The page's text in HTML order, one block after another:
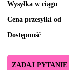
Wysyłka w ciągu
Cena przesyłki od
Dostępność
ZADAJ PYTANIE